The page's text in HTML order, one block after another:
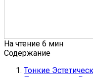
На чтение 6 мин
Содержание
Тонкие